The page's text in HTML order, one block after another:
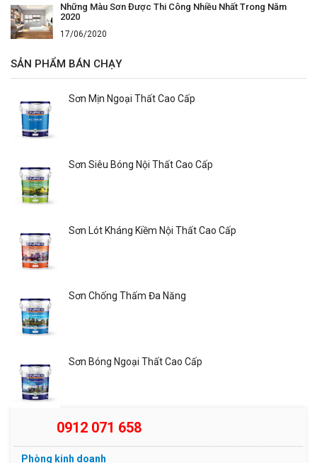
Những Màu Sơn Được Thi Công Nhiều Nhất Trong Năm
2020
17/06/2020
SẢN PHẨM BÁN CHẠY
Sơn Mịn Ngoại Thất Cao Cấp
Sơn Siêu Bóng Nội Thất Cao Cấp
Sơn Lót Kháng Kiềm Nội Thất Cao Cấp
Sơn Chống Thấm Đa Năng
Sơn Bóng Ngoại Thất Cao Cấp
0912 071 658
Phòng kinh doanh